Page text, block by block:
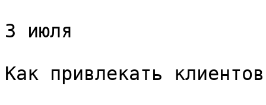
3 июля
Как привлекать